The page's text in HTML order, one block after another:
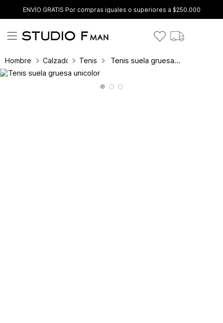
ENVÍO GRATIS Por compras iguales o superiores a $250.000
Hombre Calzado Tenis Tenis suela gruesa unicolor